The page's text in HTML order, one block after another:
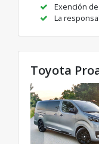
Exención
La
Toyota